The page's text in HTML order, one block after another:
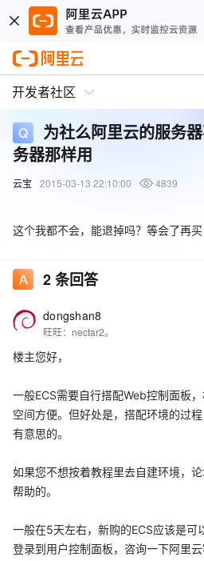
开发者社区
为社么阿里云的服务
务器那样用
云宝 2015-03-13 22:10:00
4839
这个我都不会，能退掉吗？等会了再买
2条回答
dongshan8
旺旺：nectar2。
楼主您好，
一般ECS需要自行搭配Web控制面板
空间方便。但好处是，搭配环境的过
有意思的。
如果您不想按着教程里去自建环境，
帮助的。
一般在5天左右，新购的ECS应该是可
登录到用户控制面板，咨询一下阿里云